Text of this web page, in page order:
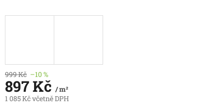
999 Kč –10 %
897 Kč / m²
1 085 Kč včetně DPH